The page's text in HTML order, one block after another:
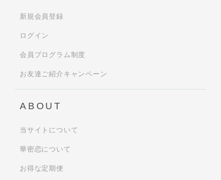
新規会員登録
ログイン
会員プログラム制度
お友達ご紹介キャンペーン
ABOUT
当サイトについて
華密恋について
お得な定期便